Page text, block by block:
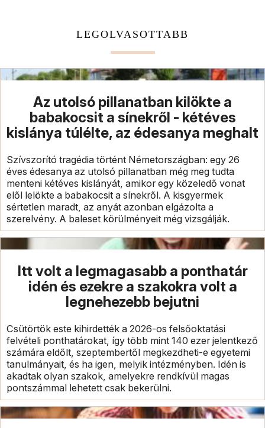
LEGOLVASOTTABB
Az utolsó pillanatban kilökte a
babakocsit a sínekről - kétéves
kislánya túlélte, az édesanya meghalt
Szívszorító tragédia történt Németországban: egy 26
éves édesanya az utolsó pillanatban még meg tudta
menteni kétéves kislányát, amikor egy közeledő vonat
elől lelökte a babakocsit a sínekről. A kisgyermek
sértetlen maradt, az anyát azonban elgázolta a
szerelvény. A baleset körülményeit még vizsgálják.
Itt volt a legmagasabb a ponthatár
idén és ezekre a szakokra volt a
legnehezebb bejutni
Csütörtök este kihirdették a 2026-os felsőoktatási
felvételi ponthatárokat, így több mint 140 ezer jelentkező
számára eldőlt, szeptembertől megkezdheti-e egyetemi
tanulmányait, és ha igen, melyik intézményben. Idén is
akadtak olyan szakok, amelyekre rendkívül magas
pontszámmal lehetett csak bekerülni.